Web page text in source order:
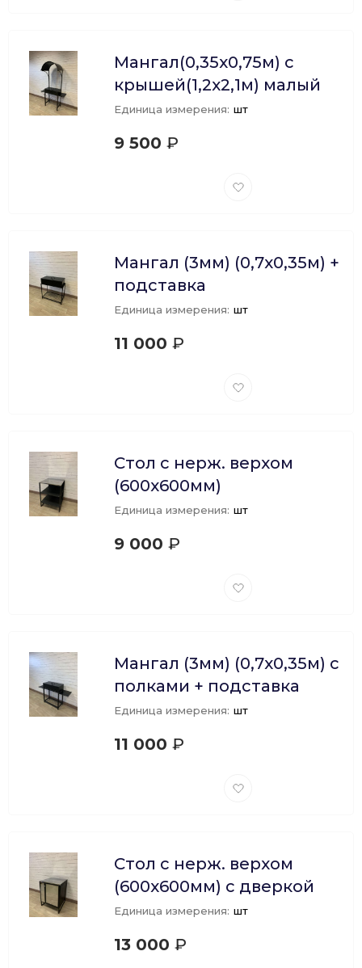
Мангал(0,35х0,75м) с
крышей(1,2х2,1м) малый
Единица измерения: шт
9 500 ₽
Добавить
Мангал (3мм) (0,7х0,35м) +
подставка
Единица измерения: шт
11 000 ₽
Добавить
Стол с нерж. верхом
(600х600мм)
Единица измерения: шт
9 000 ₽
Добавить
Мангал (3мм) (0,7х0,35м) с
полками + подставка
Единица измерения: шт
11 000 ₽
Добавить
Стол с нерж. верхом
(600х600мм) с дверкой
Единица измерения: шт
13 000 ₽